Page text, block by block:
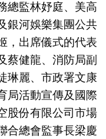
總監林妤庭、美高
銀河娛樂集團公共
，出席儀式的代表
蔡健龍、消防局副
琳麗、市政署文康
局活動宣傳及國際
股份有限公司市場
合總會監事長梁慶